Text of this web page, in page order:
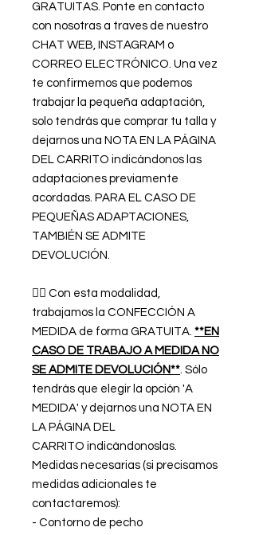
GRATUITAS. Ponte en contacto
con nosotras a traves de nuestro
CHAT WEB, INSTAGRAM o
CORREO ELECTRÓNICO. Una vez
te confirmemos que podemos
trabajar la pequeña adaptación,
solo tendrás que comprar tu talla y
dejarnos una NOTA EN LA PÁGINA
DEL CARRITO indicándonos las
adaptaciones previamente
acordadas. PARA EL CASO DE
PEQUEÑAS ADAPTACIONES,
TAMBIÉN SE ADMITE
DEVOLUCIÓN.
👉🏿 Con esta modalidad,
trabajamos la CONFECCIÓN A
MEDIDA de forma GRATUITA. **EN
CASO DE TRABAJO A MEDIDA NO
SE ADMITE DEVOLUCIÓN**. Sólo
tendrás que elegir la opción 'A
MEDIDA' y dejarnos una NOTA EN
LA PÁGINA DEL
CARRITO indicándonoslas.
Medidas necesarias (si precisamos
medidas adicionales te
contactaremos):
- Contorno de pecho